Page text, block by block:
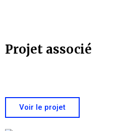
Projet associé
Voir le projet